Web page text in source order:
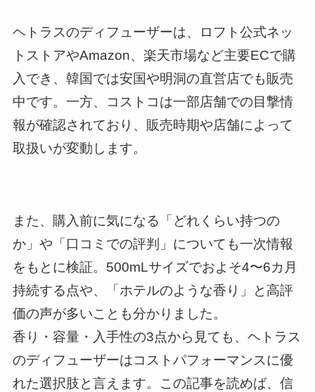
ヘトラスのディフューザーは、ロフト公式ネッ
トストアやAmazon、楽天市場など主要ECで購
入でき、韓国では安国や明洞の直営店でも販売
中です。一方、コストコは一部店舗での目撃情
報が確認されており、販売時期や店舗によって
取扱いが変動します。
また、購入前に気になる「どれくらい持つの
か」や「口コミでの評判」についても一次情報
をもとに検証。500mLサイズでおよそ4〜6カ月
持続する点や、「ホテルのような香り」と高評
価の声が多いことも分かりました。
香り・容量・入手性の3点から見ても、ヘトラス
のディフューザーはコストパフォーマンスに優
れた選択肢と言えます。この記事を読めば、信